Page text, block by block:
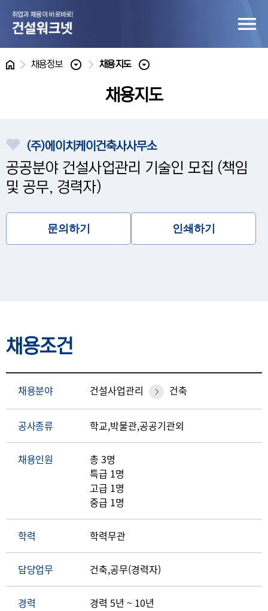
홈 채용정보 채용지도
채용지도
(주)에이치케이건축사사무소
공공분야 건설사업관리 기술인 모집 (책임
및 공무, 경력자)
문의하기 인쇄하기
채용조건
채용분야 건설사업관리 건축
공사종류 학교,박물관,공공기관외
채용인원
총 3명
특급 1명
고급 1명
중급 1명
학력 학력무관
담당업무 건축,공무(경력자)
경력 경력 5년 ~ 10년